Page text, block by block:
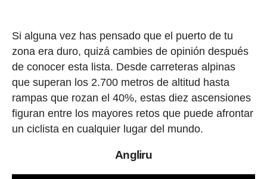
Si alguna vez has pensado que el puerto de tu
zona era duro, quizá cambies de opinión después
de conocer esta lista. Desde carreteras alpinas
que superan los 2.700 metros de altitud hasta
rampas que rozan el 40%, estas diez ascensiones
figuran entre los mayores retos que puede afrontar
un ciclista en cualquier lugar del mundo.
Angliru